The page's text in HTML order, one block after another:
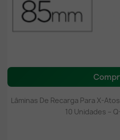
Lâminas De Recarga Para X-
10 Unidades –